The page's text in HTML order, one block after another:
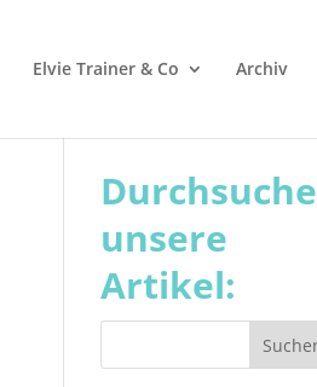
Elvie Trainer & Co Archiv
Durchsuche
unsere
Artikel: